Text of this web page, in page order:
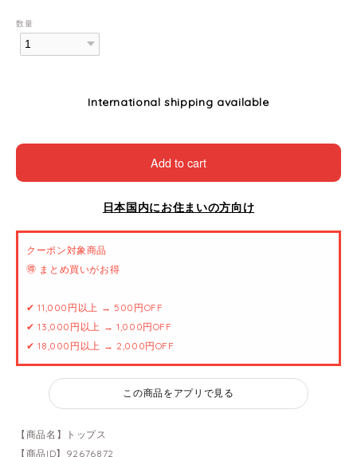
数量
International shipping available
Add to cart
日本国内にお住まいの方向け
クーポン対象商品
🉐 まとめ買いがお得
✔ 11,000円以上 → 500円OFF
✔ 13,000円以上 → 1,000円OFF
✔ 18,000円以上 → 2,000円OFF
この商品をアプリで見る
【商品名】トップス
【商品ID】92676872